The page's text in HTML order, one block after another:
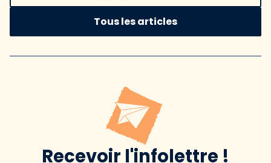
Tous les articles
Recevoir l'infolettre !